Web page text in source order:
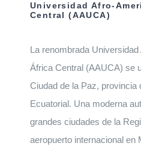
Universidad Afro-
Central (AAUCA)
La renombrada
África Central (AAUCA) se
Ciudad de la Paz, provincia
Ecuatorial. Una moderna
grandes ciudades de la
aeropuerto internacional en